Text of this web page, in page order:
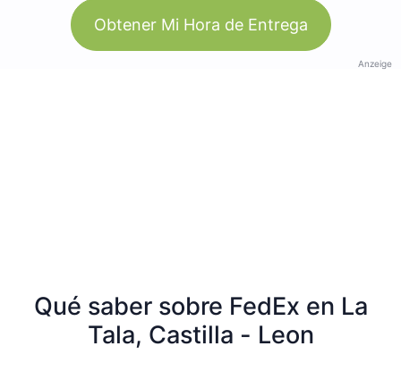
Obtener Mi Hora de Entrega
Anzeige
Qué saber sobre FedEx en La
Tala, Castilla - Leon